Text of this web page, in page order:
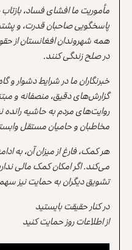
مأموریت ما افشای فساد،
پاسخگویی صاحبان قدرت، و
همه شهروندان افغانستان از
در صلح زندگی کنند.
خبرنگاران ما در شرایط دشوار و
گزارش‌های دقیق، منصفانه و
روایت‌های مردم به حاشیه رانده
مخاطبان و حامیان مستقل
هر کمک، فارغ از میزان آن، به
می‌کند. اگر امکان کمک مالی
تشویق دیگران به حمایت نیز
در کنار حقیقت بایستید
از اطلاعات روز حمایت کنید